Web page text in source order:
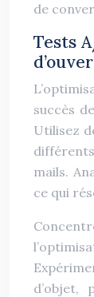
de
Tests
succès
Utilisez
mails.
ce qui
d’objet,